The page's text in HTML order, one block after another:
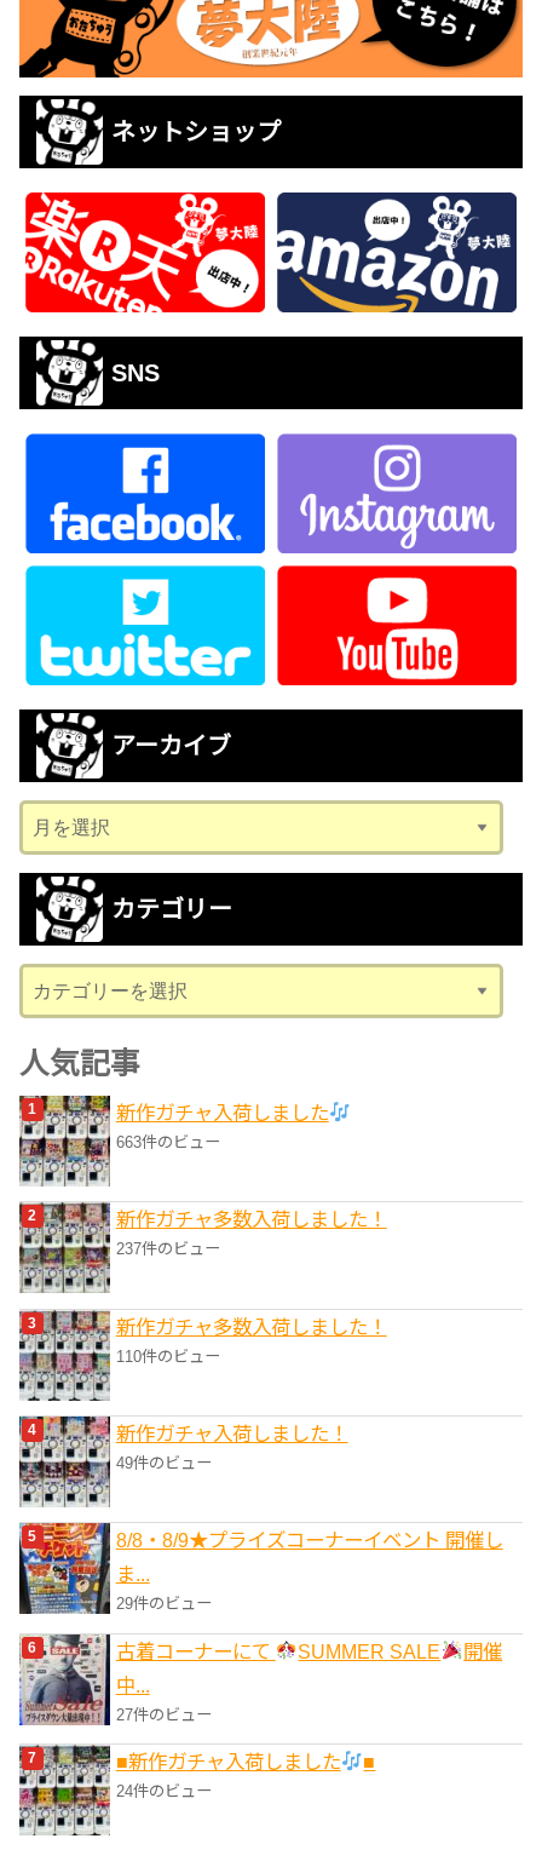
ネットショップ
SNS
アーカイブ
ー
カ
ブ
カテゴリー
テ
ゴ
リ
ー
人気記事
新作ガチャ入荷しました
663件のビュー
新作ガチャ多数入荷しました！
237件のビュー
新作ガチャ多数入荷しました！
110件のビュー
新作ガチャ入荷しました！
49件のビュー
8/8・8/9★プライズコーナーイベント 開催し
ま...
29件のビュー
古着コーナーにて SUMMER SALE
開催
中...
27件のビュー
■新作ガチャ入荷しました ■
24件のビュー